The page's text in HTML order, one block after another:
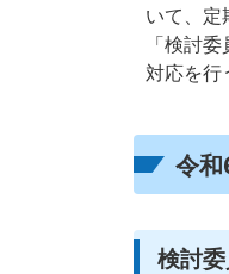
いて、定
「検討
対応を行
令和
検討